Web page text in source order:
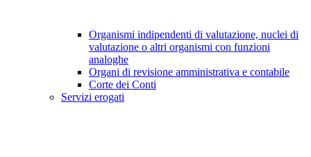
Organismi indipendenti di valutazione, nuclei di
valutazione o altri organismi con funzioni
analoghe
Organi di revisione amministrativa e contabile
Corte dei Conti
Servizi erogati